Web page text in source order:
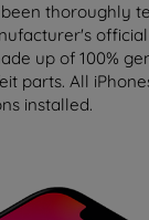
thoroughly
official
up of 100%
parts. All
installed.